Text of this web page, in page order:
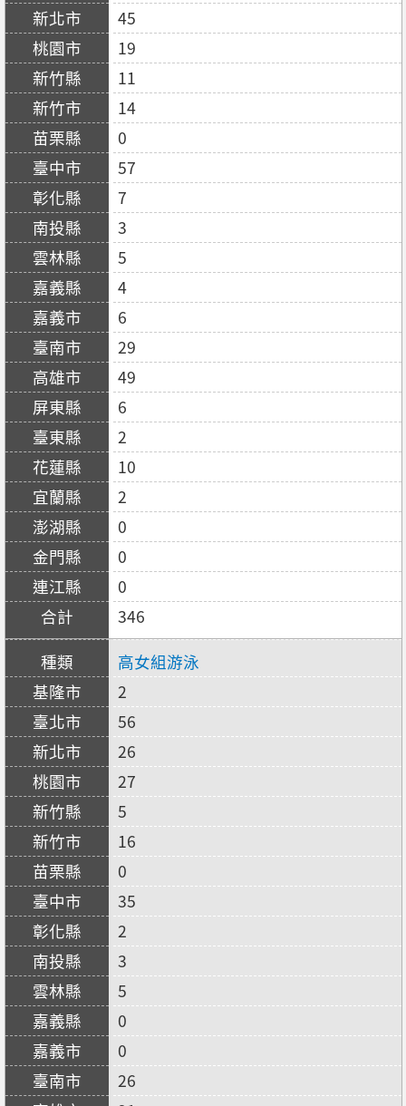
45
19
11
14
0
57
7
3
5
4
6
29
49
6
2
10
2
0
0
0
346
高女組游泳
2
56
26
27
5
16
0
35
2
3
5
0
0
26